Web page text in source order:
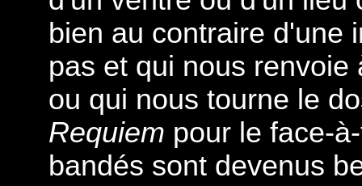
bien au contraire d'une
pas et qui nous
ou qui nous tourne le
Requiem pour le face-
bandés sont devenus